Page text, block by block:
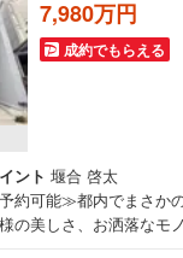
7,980万円
成約でもらえる
ント 堰合 啓太
約可能≫都内でまさか
の美しさ、お洒落なモ